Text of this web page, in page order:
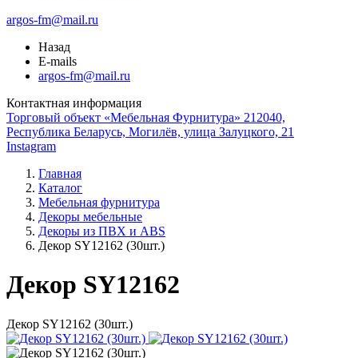
argos-fm@mail.ru
Назад
E-mails
argos-fm@mail.ru
Контактная информация
Торговый объект «Мебельная Фурнитура» 212040,
Республика Беларусь, Могилёв, улица Залуцкого, 21
Instagram
Главная
Каталог
Мебельная фурнитура
Декоры мебельные
Декоры из ПВХ и ABS
Декор SY12162 (30шт.)
Декор SY12162
Декор SY12162 (30шт.)